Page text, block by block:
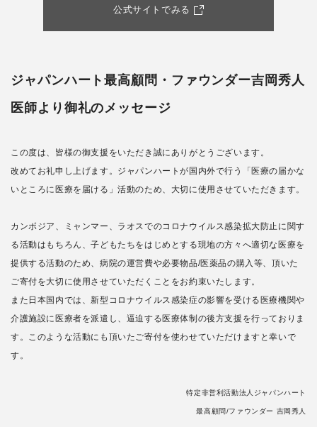
公式サイトでみる
ジャパンハート最高顧問・ファウンダー吉岡秀人
医師より御礼のメッセージ
この度は、皆様の御支援をいただき誠にありがとうございます。
改めてお礼申し上げます。ジャパンハートが国内外で行う「医療の届かな
いところに医療を届ける」活動のため、大切に使用させていただきます。
カンボジア、ミャンマー、ラオスでのコロナウイルス感染拡大防止に関す
る活動はもちろん、子どもたちをはじめとする現地の方々へ適切な医療を
提供する活動のため、病院の運営費や必要物品/医薬品の購入等、頂いた
ご寄付を大切に使用させていただくことをお約束いたします。
また日本国内では、新型コロナウイルス感染症の影響を受ける医療機関や
介護施設に医療者を派遣し、逼迫する医療体制の後方支援を行っておりま
す。このような活動にも頂いたご寄付を使わせていただけますと幸いで
す。
特定非営利活動法人ジャパンハート
最高顧問/ファウンダー 吉岡秀人